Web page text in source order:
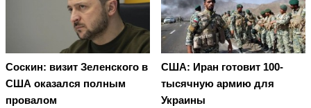
Соскин: визит Зеленского в
США оказался полным
провалом
США: Иран готовит 100-
тысячную армию для
Украины